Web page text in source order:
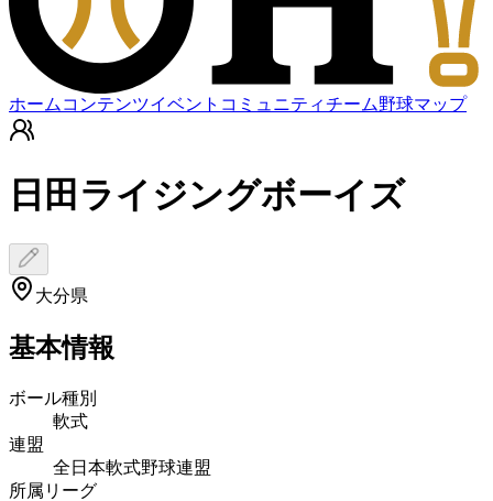
ホーム コンテンツイベント コミュニティチーム野球マップ
日田ライジングボーイズ
大分県
基本情報
ボール種別
軟式
連盟
全日本軟式野球連盟
所属リーグ